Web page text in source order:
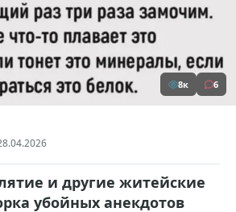
8к 6
и другие житейские
убойных анекдотов